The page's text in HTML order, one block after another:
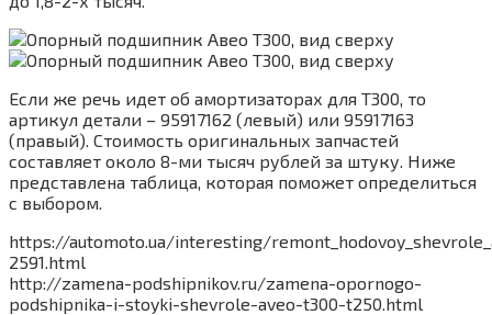
Если же речь идет об амортизаторах для T300, то
артикул детали – 95917162 (левый) или 95917163
(правый). Стоимость оригинальных запчастей
составляет около 8-ми тысяч рублей за штуку. Ниже
представлена таблица, которая поможет определиться
с выбором.
https://automoto.ua/interesting/
2591.html
http://zamena-podshipnikov.ru/zamena-opornogo-
podshipnika-i-stoyki-shevrole-aveo-t300-t250.html